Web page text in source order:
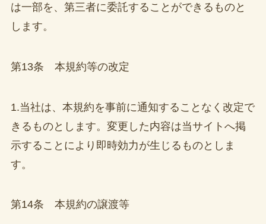
は一部を、第三者に委託することができるものと
します。
第13条 本規約等の改定
1.当社は、本規約を事前に通知することなく改定で
きるものとします。変更した内容は当サイトへ掲
示することにより即時効力が生じるものとしま
す。
第14条 本規約の譲渡等